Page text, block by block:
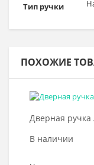
Тип ручки
ПОХОЖИЕ
Дверная ручка
В наличии